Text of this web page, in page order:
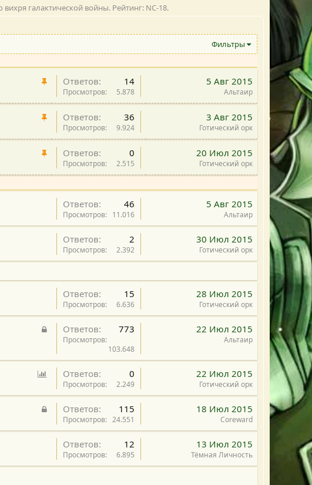
галактической войны. Рейтинг: NC-18.
Фильтры
В
ж
н
я
Ответов 14
Просмотров 5.878
5 Авг 2015
Альтаир
В
ж
н
я
Ответов 36
Просмотров 9.924
3 Авг 2015
Готический орк
В
ж
н
Ответов 0
Просмотров 2.515
20 Июл 2015
Готический орк
Ответов 46
Просмотров 11.016
5 Авг 2015
Альтаир
Ответов 2
Просмотров 2.392
30 Июл 2015
Готический орк
Ответов 15
Просмотров 6.636
28 Июл 2015
Готический орк
З
р
ы
я
Ответов 773
Просмотров
103.648
22 Июл 2015
Альтаир
р
о
Ответов 0
Просмотров 2.249
22 Июл 2015
Готический орк
З
к
т
Ответов 115
Просмотров 24.551
18 Июл 2015
Coreward
Ответов 12
Просмотров 6.895
13 Июл 2015
Тёмная Личность